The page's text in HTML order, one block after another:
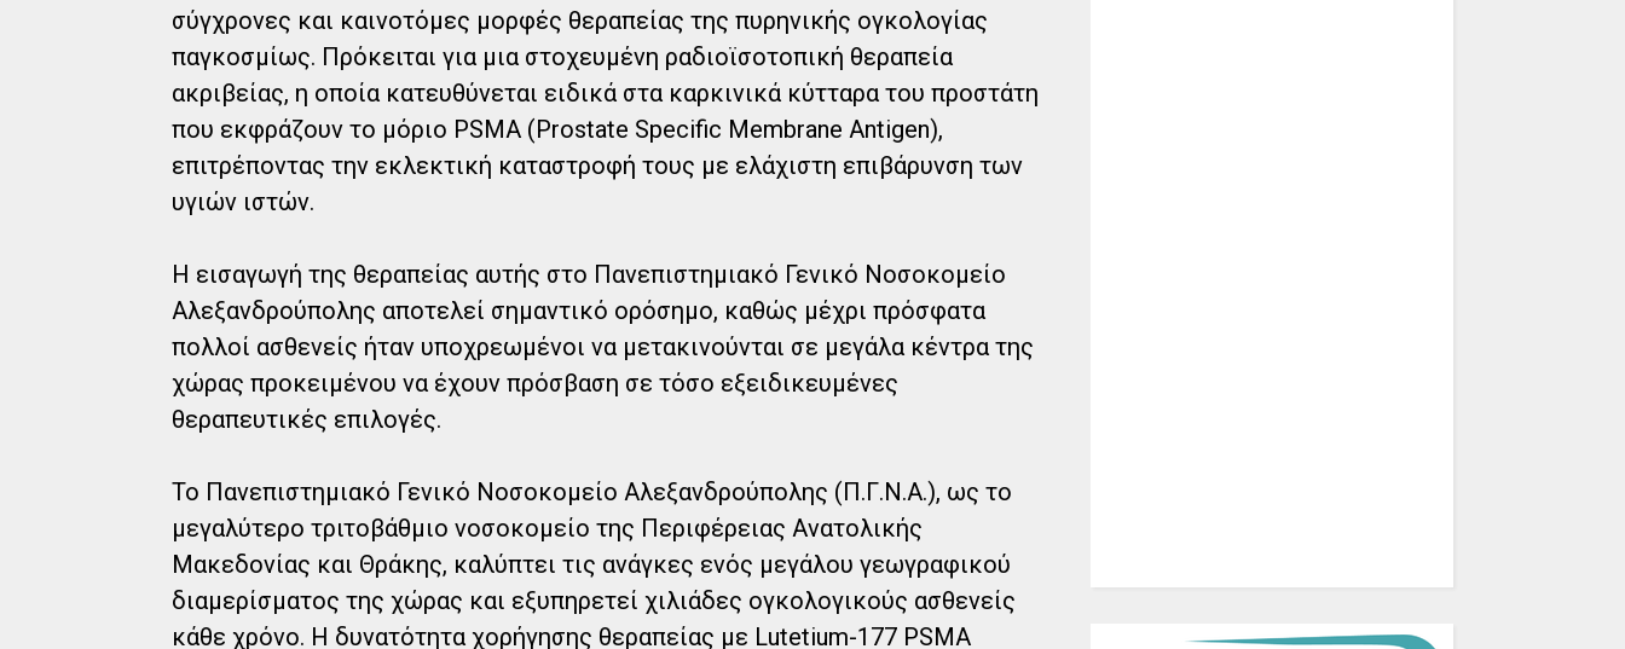
σύγχρονες και καινοτόμες μορφές θεραπείας της πυρηνικής ογκολογίας
παγκοσμίως. Πρόκειται για μια στοχευμένη ραδιοϊσοτοπική θεραπεία
ακριβείας, η οποία κατευθύνεται ειδικά στα καρκινικά κύτταρα του προστάτη
που εκφράζουν το μόριο PSMA (Prostate Specific Membrane Antigen),
επιτρέποντας την εκλεκτική καταστροφή τους με ελάχιστη επιβάρυνση των
υγιών ιστών.
Η εισαγωγή της θεραπείας αυτής στο Πανεπιστημιακό Γενικό Νοσοκομείο
Αλεξανδρούπολης αποτελεί σημαντικό ορόσημο, καθώς μέχρι πρόσφατα
πολλοί ασθενείς ήταν υποχρεωμένοι να μετακινούνται σε μεγάλα κέντρα της
χώρας προκειμένου να έχουν πρόσβαση σε τόσο εξειδικευμένες
θεραπευτικές επιλογές.
Το Πανεπιστημιακό Γενικό Νοσοκομείο Αλεξανδρούπολης (Π.Γ.Ν.Α.), ως το
μεγαλύτερο τριτοβάθμιο νοσοκομείο της Περιφέρειας Ανατολικής
Μακεδονίας και Θράκης, καλύπτει τις ανάγκες ενός μεγάλου γεωγραφικού
διαμερίσματος της χώρας και εξυπηρετεί χιλιάδες ογκολογικούς ασθενείς
κάθε χρόνο. Η δυνατότητα χορήγησης θεραπείας με Lutetium-177 PSMA